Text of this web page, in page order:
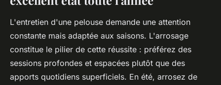
L'entretien d'une pelouse demande une attention
constante mais adaptée aux saisons. L'arrosage
constitue le pilier de cette réussite : préférez des
sessions profondes et espacées plutôt que des
apports quotidiens superficiels. En été, arrosez de